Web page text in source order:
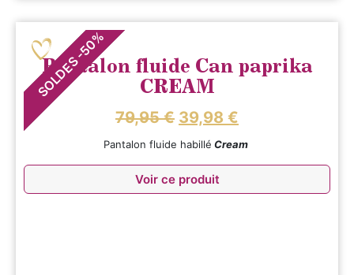
SOLDES
-
50
%
Pantalon fluide Can paprika
CREAM
79,95€ 39,98 €
Pantalon fluide habillé Cream
Voir ce produit